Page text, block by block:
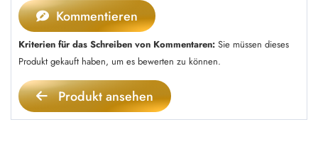
Kommentieren
Kriterien für das Schreiben von Kommentaren: Sie müssen dieses
Produkt gekauft haben, um es bewerten zu können.
Produkt ansehen